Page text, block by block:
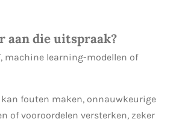
aan die uitspraak?
machine learning-modellen of
kan fouten maken, onnauwkeurige
of vooroordelen versterken, zeker